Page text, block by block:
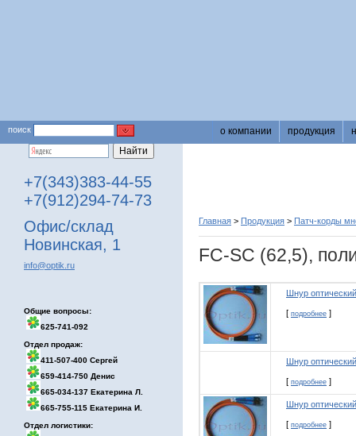
поиск о компании продукция
+7(343)383-44-55
+7(912)294-74-73
Офис/склад
Новинская, 1
info@optik.ru
Общие вопросы:
625-741-092
Отдел продаж:
411-507-400 Сергей
659-414-750 Денис
665-034-137 Екатерина Л.
665-755-115 Екатерина И.
Отдел логистики:
Главная > Продукция > Патч-корды
FC-SC (62,5),
Шнур
[ подробнее ]
Шнур
[ подробнее ]
Шнур
[ подробнее ]